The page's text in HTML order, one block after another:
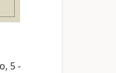
5 -